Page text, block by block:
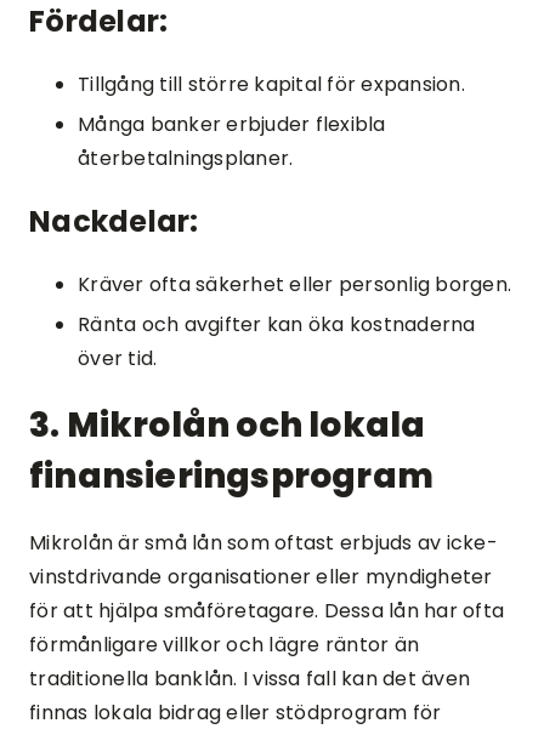
Fördelar:
Tillgång till större kapital för expansion.
Många banker erbjuder flexibla
återbetalningsplaner.
Nackdelar:
Kräver ofta säkerhet eller personlig borgen.
Ränta och avgifter kan öka kostnaderna
över tid.
3. Mikrolån och lokala
finansieringsprogram
Mikrolån är små lån som oftast erbjuds av icke-
vinstdrivande organisationer eller myndigheter
för att hjälpa småföretagare. Dessa lån har ofta
förmånligare villkor och lägre räntor än
traditionella banklån. I vissa fall kan det även
finnas lokala bidrag eller stödprogram för